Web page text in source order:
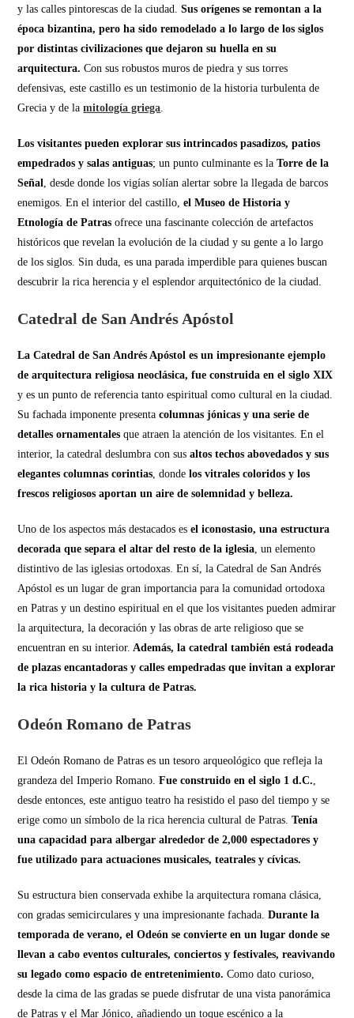
y las calles pintorescas de la ciudad. Sus orígenes se remontan a la
época bizantina, pero ha sido remodelado a lo largo de los siglos
por distintas civilizaciones que dejaron su huella en su
arquitectura. Con sus robustos muros de piedra y sus torres
defensivas, este castillo es un testimonio de la historia turbulenta de
Grecia y de lamitología griega.
Los visitantes pueden explorar sus intrincados pasadizos, patios
empedrados y salas antiguas; un punto culminante es laTorre de la
Señal, desde donde los vigías solían alertar sobre la llegada de barcos
enemigos. En el interior del castillo,el Museo de Historia y
Etnología de Patras ofrece una fascinante colección de artefactos
históricos que revelan la evolución de la ciudad y su gente a lo largo
de los siglos. Sin duda, es una parada imperdible para quienes buscan
descubrir la rica herencia y el esplendor arquitectónico de la ciudad.
Catedral de San Andrés Apóstol
La Catedral de San Andrés Apóstol es un impresionante ejemplo
de arquitectura religiosa neoclásica, fue construida en el siglo XIX
y es un punto de referencia tanto espiritual como cultural en la ciudad.
Su fachada imponente presentacolumnas jónicas y una serie de
detalles ornamentalesque atraen la atención de los visitantes. En el
interior, la catedral deslumbra con susaltos techos abovedados y sus
elegantes columnas corintias, donde los vitrales coloridos y los
frescos religiosos aportan un aire de solemnidad y belleza.
Uno de los aspectos más destacados esel iconostasio, una estructura
decorada que separa el altar del resto de la iglesia, un elemento
distintivo de las iglesias ortodoxas. En sí, la Catedral de San Andrés
Apóstol es un lugar de gran importancia para la comunidad ortodoxa
en Patras y un destino espiritual en el que los visitantes pueden admirar
la arquitectura, la decoración y las obras de arte religioso que se
encuentran en su interior. Además, la catedral también está rodeada
de plazas encantadoras y calles empedradas que invitan a explorar
la rica historia y la cultura de Patras.
Odeón Romano de Patras
El Odeón Romano de Patras es un tesoro arqueológico que refleja la
grandeza del Imperio Romano.Fue construido en el siglo 1 d.C.,
desde entonces, este antiguo teatro ha resistido el paso del tiempo y se
erige como un símbolo de la rica herencia cultural de Patras.Tenía
una capacidad para albergar alrededor de 2,000 espectadores y
fue utilizado para actuaciones musicales, teatrales y cívicas.
Su estructura bien conservada exhibe la arquitectura romana clásica,
con gradas semicirculares y una impresionante fachada.Durante la
temporada de verano, el Odeón se convierte en un lugar donde se
llevan a cabo eventos culturales, conciertos y festivales, reavivando
su legado como espacio de entretenimiento. Como dato curioso,
desde la cima de las gradas se puede disfrutar de una vista panorámica
de Patras y el Mar Jónico, añadiendo un toque escénico a la